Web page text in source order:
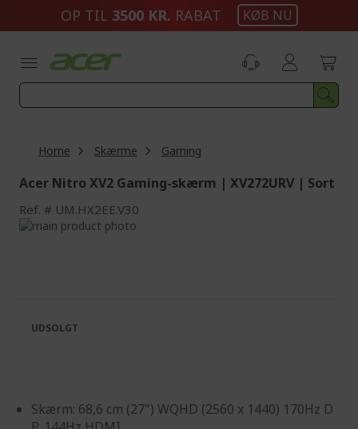
OP TIL 3500 KR. RABAT KØB NU
Home Skærme Gaming
Acer Nitro XV2 Gaming-skærm | XV272URV | Sort
Ref. UM.HX2EE.V30
Skip
images
gallery
the
images
Skærm: 68,6 cm (27") WQHD (2560 x 1440) 170Hz D
UDSOLGT